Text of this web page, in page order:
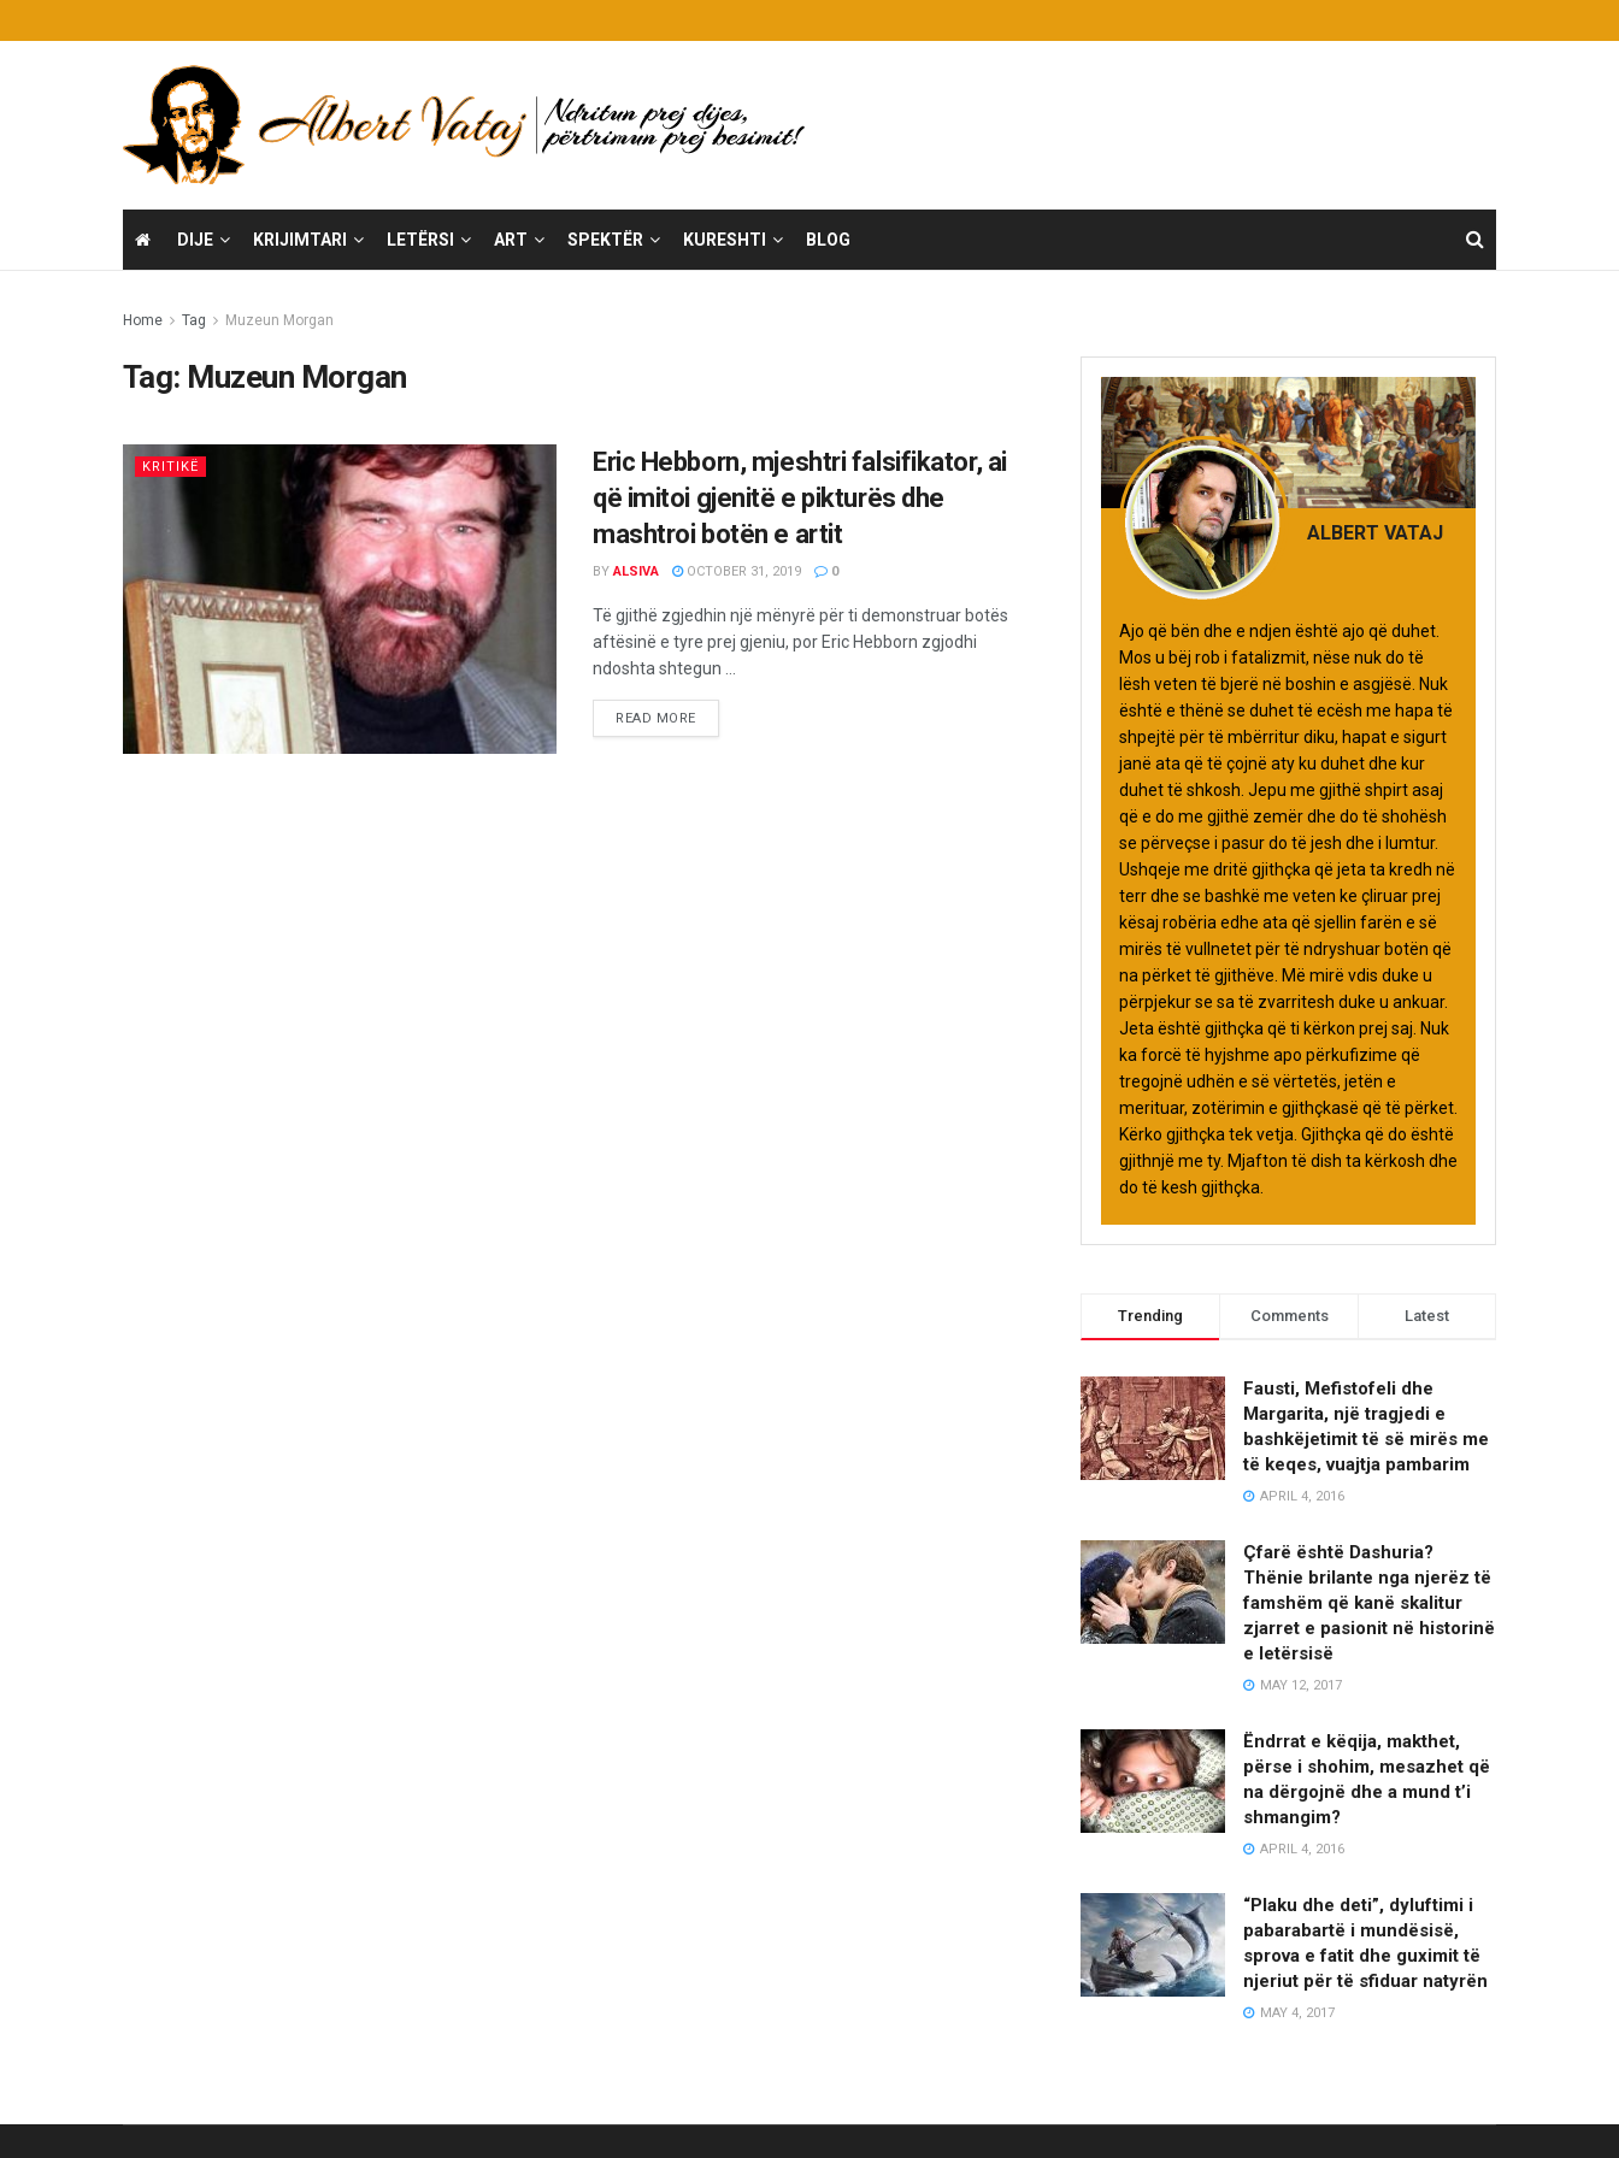
DIJE KRIJIMTARI LETËRSI ART SPEKTËR KURESHTI BLOG
Home Tag Muzeun Morgan
Tag: Muzeun Morgan
KRITIKË
Eric Hebborn, mjeshtri falsifikator, ai
që imitoi gjenitë e pikturës dhe
mashtroi botën e artit
BY ALSIVA OCTOBER 31, 2019 0
Të gjithë zgjedhin një mënyrë për ti demonstruar botës
aftësinë e tyre prej gjeniu, por Eric Hebborn zgjodhi
ndoshta shtegun ...
READ MORE
ALBERT VATAJ
Ajo që bën dhe e ndjen është ajo që duhet.
Mos u bëj rob i fatalizmit, nëse nuk do të
lësh veten të bjerë në boshin e asgjësë. Nuk
është e thënë se duhet të ecësh me hapa të
shpejtë për të mbërritur diku, hapat e sigurt
janë ata që të çojnë aty ku duhet dhe kur
duhet të shkosh. Jepu me gjithë shpirt asaj
që e do me gjithë zemër dhe do të shohësh
se përveçse i pasur do të jesh dhe i lumtur.
Ushqeje me dritë gjithçka që jeta ta kredh në
terr dhe se bashkë me veten ke çliruar prej
kësaj robëria edhe ata që sjellin farën e së
mirës të vullnetet për të ndryshuar botën që
na përket të gjithëve. Më mirë vdis duke u
përpjekur se sa të zvarritesh duke u ankuar.
Jeta është gjithçka që ti kërkon prej saj. Nuk
ka forcë të hyjshme apo përkufizime që
tregojnë udhën e së vërtetës, jetën e
merituar, zotërimin e gjithçkasë që të përket.
Kërko gjithçka tek vetja. Gjithçka që do është
gjithnjë me ty. Mjafton të dish ta kërkosh dhe
do të kesh gjithçka.
Trending Comments Latest
Fausti, Mefistofeli dhe
Margarita, një tragjedi e
bashkëjetimit të së mirës me
të keqes, vuajtja pambarim
APRIL 4, 2016
Çfarë është Dashuria?
Thënie brilante nga njerëz të
famshëm që kanë skalitur
zjarret e pasionit në historinë
e letërsisë
MAY 12, 2017
Ëndrrat e këqija, makthet,
përse i shohim, mesazhet që
na dërgojnë dhe a mund t’i
shmangim?
APRIL 4, 2016
“Plaku dhe deti”, dyluftimi i
pabarabartë i mundësisë,
sprova e fatit dhe guximit të
njeriut për të sfiduar natyrën
MAY 4, 2017